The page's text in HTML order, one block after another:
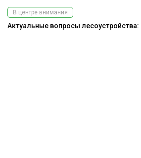
В центре внимания
Актуальные вопросы лесоустройства: